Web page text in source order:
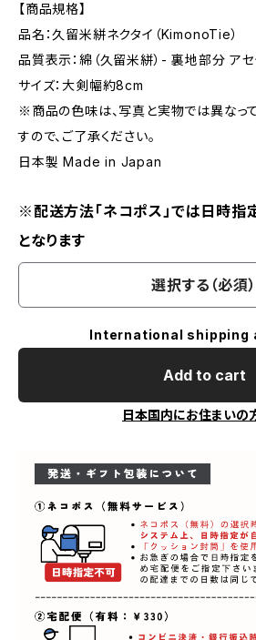
【商品規格】
品名：久留米絣ネクタイ（KimonoTie）
品質表示：綿（久留米絣）- 裏地部分 アセ
サイズ：大剣幅約8cm
※商品の色味は、写真と実物では異なっ
すので、ご了承ください。
日本製 Made in Japan
※配送方法「ネコポス」では日時指
となります
選択する（必須）
International shipping
Add to cart
日本国内にお住まいの